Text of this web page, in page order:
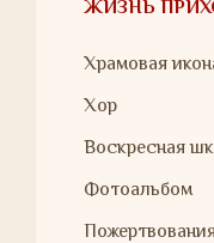
ЖИЗНЬ
Храмовая
Хор
Воскресная
Фотоальбом